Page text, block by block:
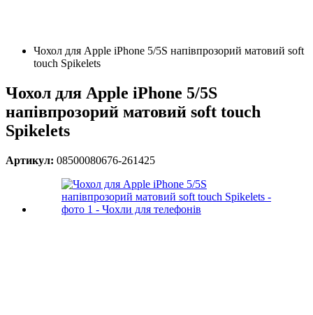
Чохол для Apple iPhone 5/5S напівпрозорий матовий soft
touch Spikelets
Чохол для Apple iPhone 5/5S
напівпрозорий матовий soft touch
Spikelets
Артикул: 08500080676-261425